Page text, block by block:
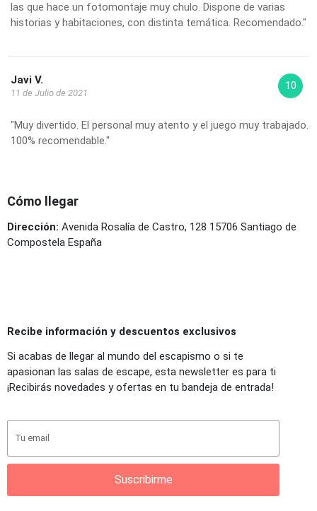
las que hace un fotomontaje muy chulo. Dispone de varias
historias y habitaciones, con distinta temática. Recomendado."
Javi V.
11 de Julio de 2021
10
"Muy divertido. El personal muy atento y el juego muy trabajado.
100% recomendable."
Cómo llegar
Dirección: Avenida Rosalía de Castro, 128 15706 Santiago de
Compostela España
Recibe información y descuentos exclusivos
Si acabas de llegar al mundo del escapismo o si te
apasionan las salas de escape, esta newsletter es para ti
¡Recibirás novedades y ofertas en tu bandeja de entrada!
Suscribirme